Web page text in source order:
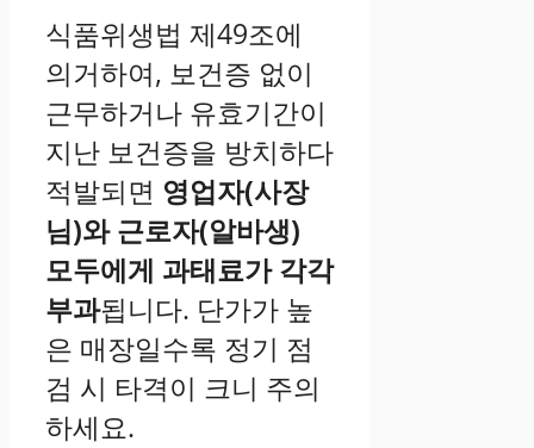
식품위생법 제49조에
의거하여, 보건증 없이
근무하거나 유효기간이
지난 보건증을 방치하다
적발되면 영업자(사장
님)와 근로자(알바생)
모두에게 과태료가 각각
부과됩니다. 단가가 높
은 매장일수록 정기 점
검 시 타격이 크니 주의
하세요.